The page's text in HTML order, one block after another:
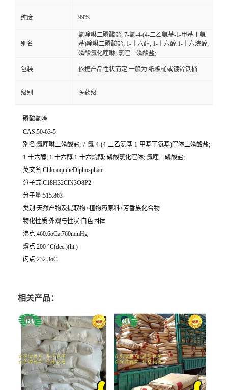
纯度 99%
别名
氯喹啉二磷酸盐; 7-氯-4-(4-二乙氨基-1-甲基丁氨
基)喹啉二磷酸盐; 1-十六醇; 1-十六醇.1-十六烷醇;
磷酸氯化喹啉; 氯喹二磷酸盐;
包装 依据产品性状而定,一般为:纸板桶或镀锌铁桶
级别 医药级
磷酸氯喹
CAS:50-63-5
别名:氯喹啉二磷酸盐; 7-氯-4-(4-二乙氨基-1-甲基丁氨基)喹啉二磷酸盐;
1-十六醇; 1-十六醇.1-十六烷醇; 磷酸氯化喹啉; 氯喹二磷酸盐;
英文名:ChloroquineDiphosphate
分子式:C18H32ClN3O8P2
分子量:515.863
类别:天然产物及提取物>植物药原料>芳香族化合物
物化性质:外观与性状:白色固体
沸点:460.6oCat760mmHg
熔点:200 °C(dec.)(lit.)
闪点:232.3oC
相关产品：